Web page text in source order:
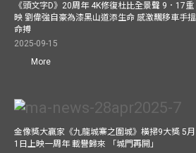
《頭文字D》20周年 4K修復杜比全景聲 9．17重
映 劉偉強自豪為漆黑山道添生命 感激飄移車手搵
命搏
2025-09-15
More
金像獎大贏家《九龍城寨之圍城》橫掃9大獎 5月
1日上映一周年 載譽歸來 「城門再開」